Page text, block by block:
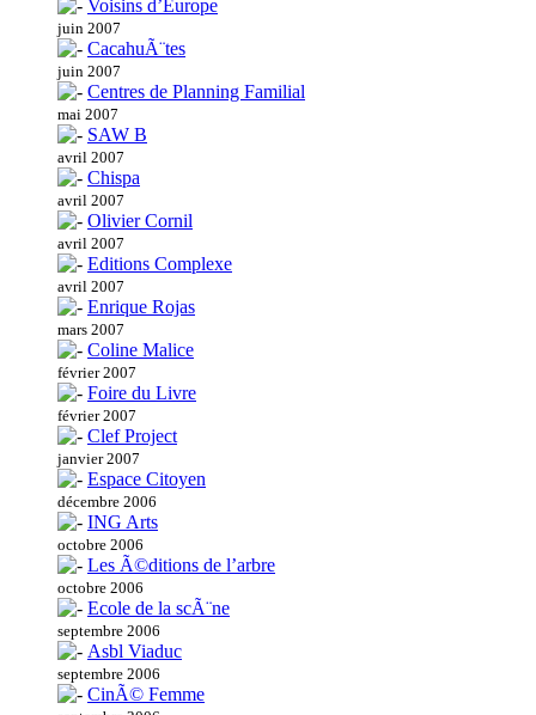
Voisins d’Europe
juin 2007
CacahuÃ¨tes
juin 2007
Centres de Planning Familial
mai 2007
SAW B
avril 2007
Chispa
avril 2007
Olivier Cornil
avril 2007
Editions Complexe
avril 2007
Enrique Rojas
mars 2007
Coline Malice
février 2007
Foire du Livre
février 2007
Clef Project
janvier 2007
Espace Citoyen
décembre 2006
ING Arts
octobre 2006
Les Ã©ditions de l’arbre
octobre 2006
Ecole de la scÃ¨ne
septembre 2006
Asbl Viaduc
septembre 2006
CinÃ© Femme